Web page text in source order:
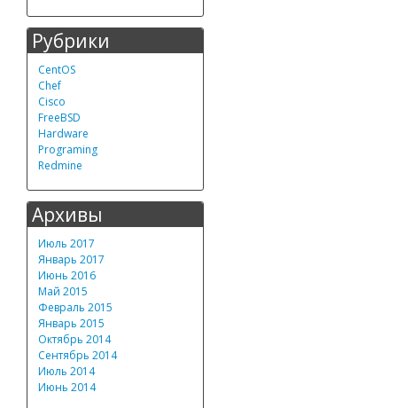
Рубрики
CentOS
Chef
Cisco
FreeBSD
Hardware
Programing
Redmine
Архивы
Июль 2017
Январь 2017
Июнь 2016
Май 2015
Февраль 2015
Январь 2015
Октябрь 2014
Сентябрь 2014
Июль 2014
Июнь 2014